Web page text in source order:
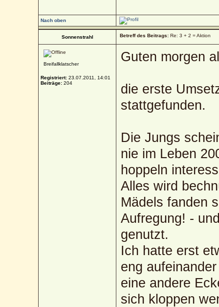
Nach oben
Sonnenstrahl Betreff des Beitrags: Re: 3 + 2 = Aktion
Breifallklatscher
Registriert: 23.07.2011, 14:01
Beiträge: 204
Guten morgen
die erste
stattgefunden.
Die Jungs
nie im Leben
hoppeln
Alles wird
Mädels fanden
Aufregung! -
genutzt.
Ich hatte erst
eng
eine andere
sich kloppen